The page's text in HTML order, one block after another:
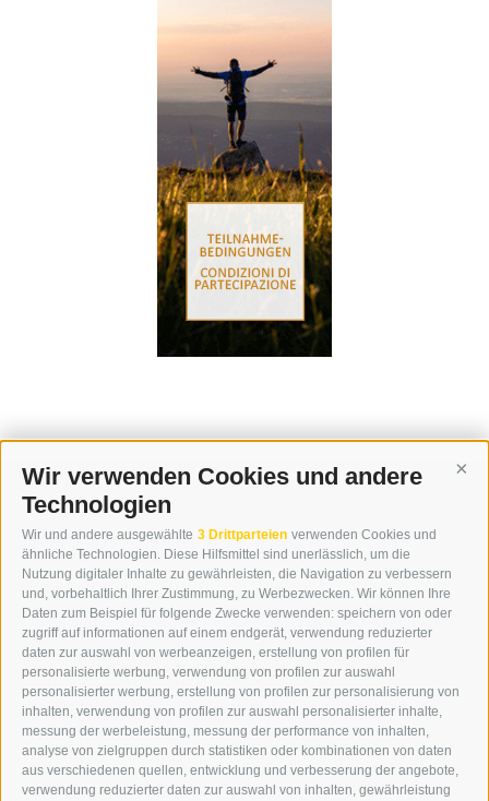
Wir verwenden Cookies und andere
Technologien
Wir und andere ausgewählte 3 Drittparteien verwenden Cookies und
ähnliche Technologien. Diese Hilfsmittel sind unerlässlich, um die
Nutzung digitaler Inhalte zu gewährleisten, die Navigation zu verbessern
und, vorbehaltlich Ihrer Zustimmung, zu Werbezwecken. Wir können Ihre
Daten zum Beispiel für folgende Zwecke verwenden: speichern von oder
zugriff auf informationen auf einem endgerät, verwendung reduzierter
daten zur auswahl von werbeanzeigen, erstellung von profilen für
personalisierte werbung, verwendung von profilen zur auswahl
personalisierter werbung, erstellung von profilen zur personalisierung von
inhalten, verwendung von profilen zur auswahl personalisierter inhalte,
messung der werbeleistung, messung der performance von inhalten,
analyse von zielgruppen durch statistiken oder kombinationen von daten
aus verschiedenen quellen, entwicklung und verbesserung der angebote,
verwendung reduzierter daten zur auswahl von inhalten, gewährleistung
KONTAKT
WIPP-MEDIA GMBH
DER ERKER
NEUSTADT 20A
I-39049 STERZING
TEL.: +39 0472 766876
GRAFIK@DERERKER.IT
INFO@DERERKER.IT
BARBARA.FONTANA@DERERKER.IT
DER ERKER